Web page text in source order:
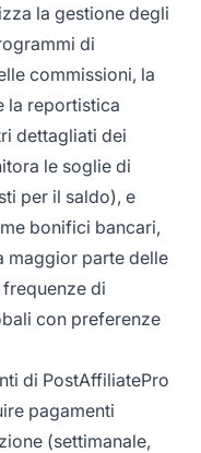
la gestione degli
di
commissioni, la
la reportistica
dettagliati dei
le soglie di
per il saldo), e
bonifici bancari,
maggior parte delle
di
con preferenze
di PostAffiliatePro
pagamenti
(settimanale,